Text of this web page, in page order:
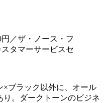
／ザ・ノース・フ
タマーサービスセ
×ブラック以外に、オール
。ダークトーンのビジネ